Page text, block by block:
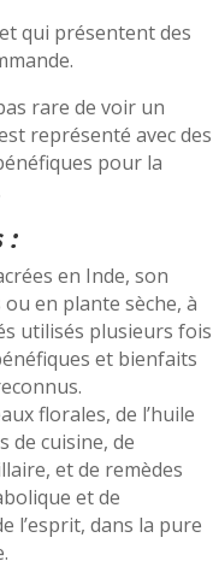
qui présentent des
rare de voir un
représenté avec des
pour la
:
en Inde, son
en plante sèche, à
utilisés plusieurs fois
et bienfaits
florales, de l’huile
de cuisine, de
et de remèdes
et de
l’esprit, dans la pure